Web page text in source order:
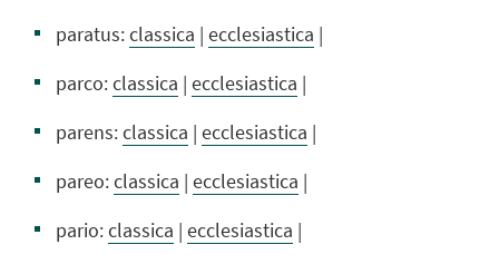
paratus:classica | ecclesiastica |
parco:classica | ecclesiastica |
parens:classica | ecclesiastica |
pareo:classica | ecclesiastica |
pario:classica | ecclesiastica |